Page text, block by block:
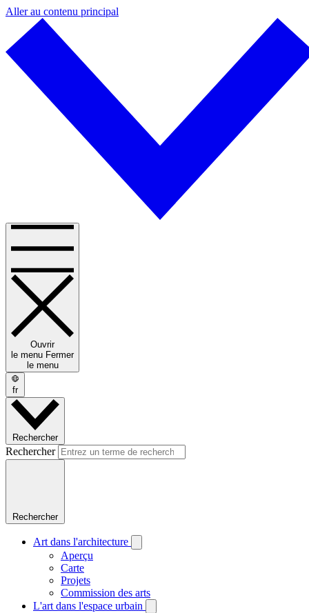
Aller au contenu principal
Ouvrir
le menu Fermer
le menu
fr
Rechercher
Rechercher
Rechercher
Art dans l'architecture
Aperçu
Carte
Projets
Commission des arts
L'art dans l'espace urbain